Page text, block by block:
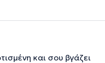
και σου βγάζει